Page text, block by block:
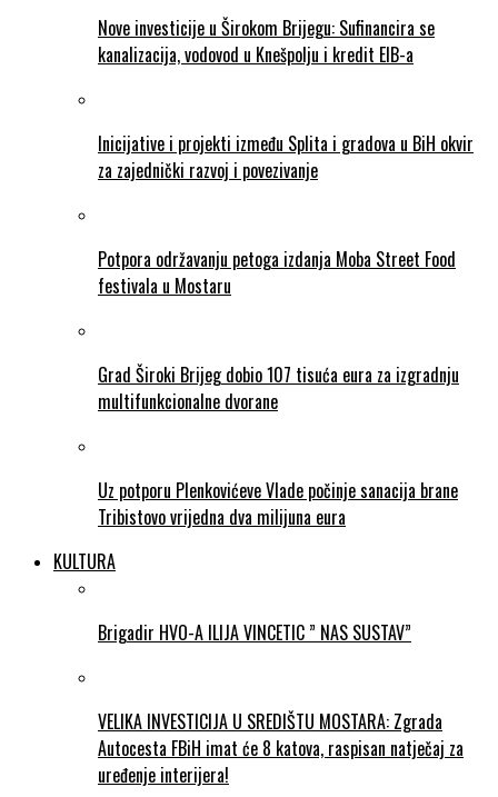
Nove investicije u Širokom Brijegu: Sufinancira se
kanalizacija, vodovod u Knešpolju i kredit EIB-a
Inicijative i projekti između Splita i gradova u BiH okvir
za zajednički razvoj i povezivanje
Potpora održavanju petoga izdanja Moba Street Food
festivala u Mostaru
Grad Široki Brijeg dobio 107 tisuća eura za izgradnju
multifunkcionalne dvorane
Uz potporu Plenkovićeve Vlade počinje sanacija brane
Tribistovo vrijedna dva milijuna eura
KULTURA
Brigadir HVO-A ILIJA VINCETIC ” NAS SUSTAV”
VELIKA INVESTICIJA U SREDIŠTU MOSTARA: Zgrada
Autocesta FBiH imat će 8 katova, raspisan natječaj za
uređenje interijera!